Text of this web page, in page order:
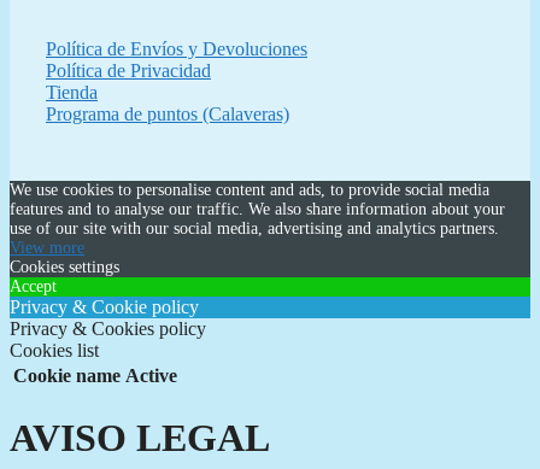
Política de Envíos y Devoluciones
Política de Privacidad
Tienda
Programa de puntos (Calaveras)
We use cookies to personalise content and ads, to provide social media
features and to analyse our traffic. We also share information about your
use of our site with our social media, advertising and analytics partners.
View more
Cookies settings
Accept
Privacy & Cookie policy
Privacy & Cookies policy
Cookies list
Cookie name Active
AVISO LEGAL